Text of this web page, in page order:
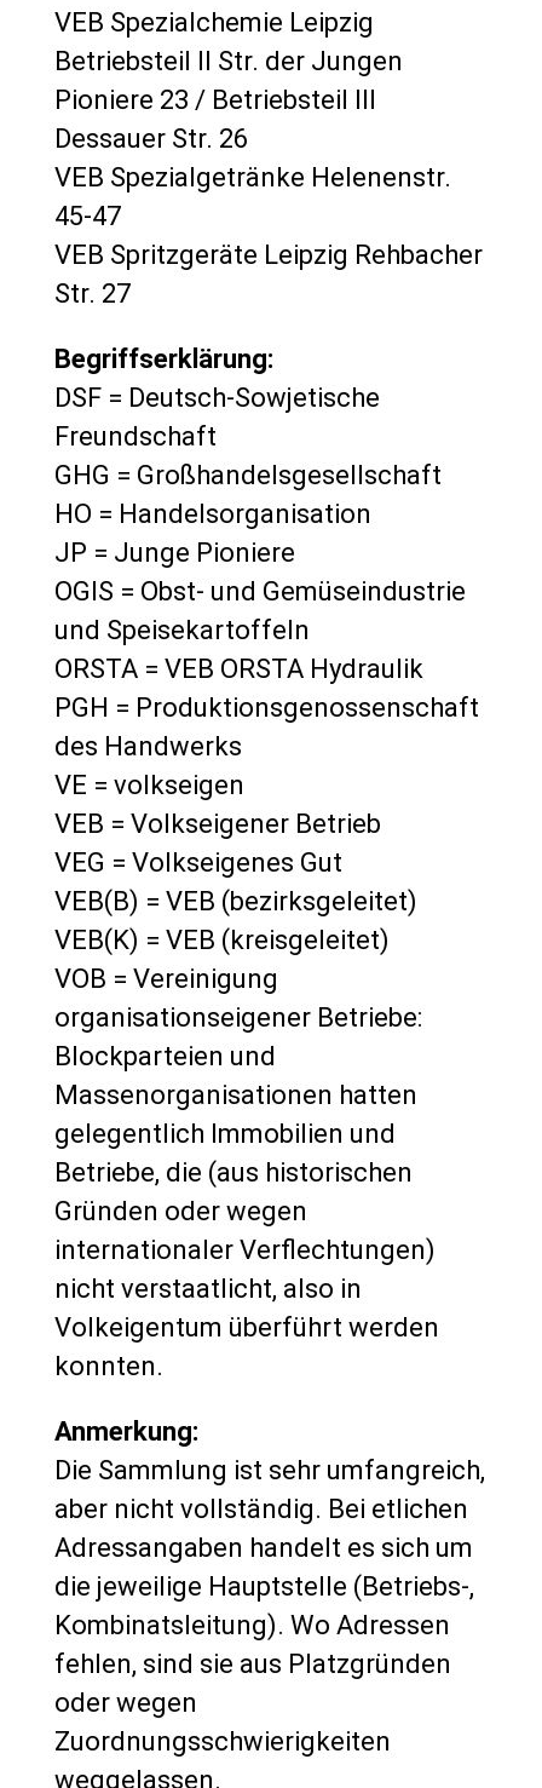
VEB Spezialchemie Leipzig
Betriebsteil II Str. der Jungen
Pioniere 23 / Betriebsteil III
Dessauer Str. 26
VEB Spezialgetränke Helenenstr.
45-47
VEB Spritzgeräte Leipzig Rehbacher
Str. 27
Begriffserklärung:
DSF = Deutsch-Sowjetische
Freundschaft
GHG = Großhandelsgesellschaft
HO = Handelsorganisation
JP = Junge Pioniere
OGIS = Obst- und Gemüseindustrie
und Speisekartoffeln
ORSTA = VEB ORSTA Hydraulik
PGH = Produktionsgenossenschaft
des Handwerks
VE = volkseigen
VEB = Volkseigener Betrieb
VEG = Volkseigenes Gut
VEB(B) = VEB (bezirksgeleitet)
VEB(K) = VEB (kreisgeleitet)
VOB = Vereinigung
organisationseigener Betriebe:
Blockparteien und
Massenorganisationen hatten
gelegentlich Immobilien und
Betriebe, die (aus historischen
Gründen oder wegen
internationaler Verflechtungen)
nicht verstaatlicht, also in
Volkeigentum überführt werden
konnten.
Anmerkung:
Die Sammlung ist sehr umfangreich,
aber nicht vollständig. Bei etlichen
Adressangaben handelt es sich um
die jeweilige Hauptstelle (Betriebs-,
Kombinatsleitung). Wo Adressen
fehlen, sind sie aus Platzgründen
oder wegen
Zuordnungsschwierigkeiten
weggelassen.